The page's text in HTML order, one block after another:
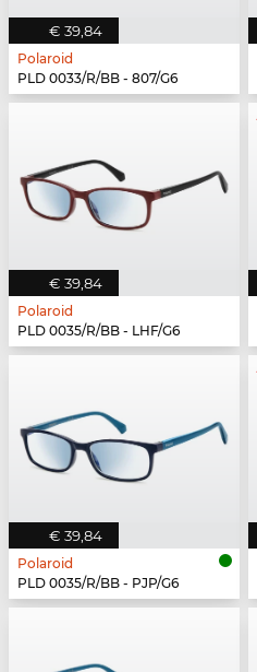
€ 39,84
Polaroid
PLD 0033/R/BB - 807/G6
€ 39,84
Polaroid
PLD 0035/R/BB - LHF/G6
€ 39,84
Polaroid
PLD 0035/R/BB - PJP/G6